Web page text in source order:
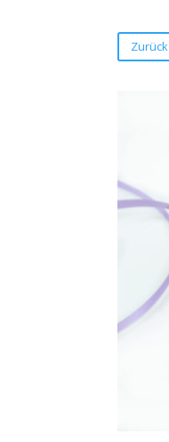
Zurück